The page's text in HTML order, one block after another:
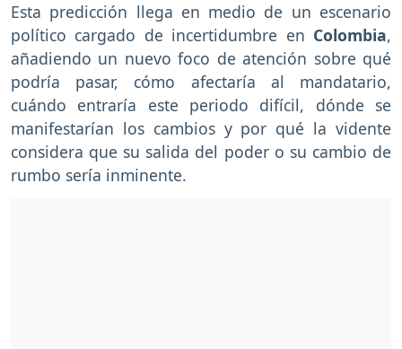
Esta predicción llega en medio de un escenario
político cargado de incertidumbre en Colombia,
añadiendo un nuevo foco de atención sobre qué
podría pasar, cómo afectaría al mandatario,
cuándo entraría este periodo difícil, dónde se
manifestarían los cambios y por qué la vidente
considera que su salida del poder o su cambio de
rumbo sería inminente.